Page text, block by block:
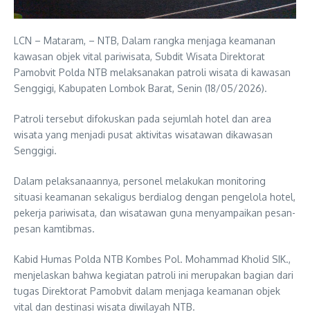
LCN – Mataram, – NTB, Dalam rangka menjaga keamanan
kawasan objek vital pariwisata, Subdit Wisata Direktorat
Pamobvit Polda NTB melaksanakan patroli wisata di kawasan
Senggigi, Kabupaten Lombok Barat, Senin (18/05/2026).
Patroli tersebut difokuskan pada sejumlah hotel dan area
wisata yang menjadi pusat aktivitas wisatawan dikawasan
Senggigi.
Dalam pelaksanaannya, personel melakukan monitoring
situasi keamanan sekaligus berdialog dengan pengelola hotel,
pekerja pariwisata, dan wisatawan guna menyampaikan pesan-
pesan kamtibmas.
Kabid Humas Polda NTB Kombes Pol. Mohammad Kholid SIK.,
menjelaskan bahwa kegiatan patroli ini merupakan bagian dari
tugas Direktorat Pamobvit dalam menjaga keamanan objek
vital dan destinasi wisata diwilayah NTB.